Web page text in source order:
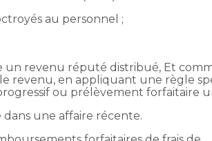
au personnel ;
un revenu réputé distribué, Et
revenu, en appliquant une règle
ou prélèvement forfaitaire
une affaire récente.